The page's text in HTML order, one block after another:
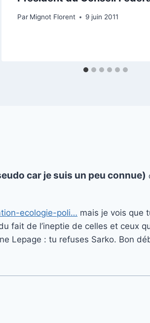
Par Mignot Florent 9 juin 2011
car je suis un peu connue)
ecologie-poli… mais je vois que
fait de l’ineptie de celles et ceux
Lepage : tu refuses Sarko. Bon